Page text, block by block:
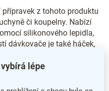
lépe
z tohoto produktu
či koupelny. Nabízí
silikonového lepidla,
dávkovače je také háček,
tekuté mýdlo, šampon či
dávkování pomocí páček